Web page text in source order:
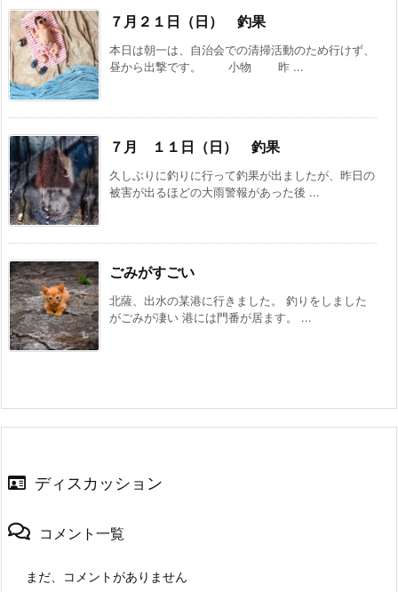
７月２１日（日） 釣果
本日は朝一は、自治会での清掃活動のため行けず、
昼から出撃です。 小物 昨 ...
７月 １１日（日） 釣果
久しぶりに釣りに行って釣果が出ましたが、昨日の
被害が出るほどの大雨警報があった後 ...
ごみがすごい
北薩、出水の某港に行きました。 釣りをしました
がごみが凄い 港には門番が居ます。 ...
ディスカッション
コメント一覧
まだ、コメントがありません